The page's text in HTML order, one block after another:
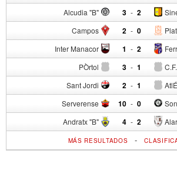
Alcudia "B" 3 - 2
Campos 2 - 0
Inter Manacor 1 - 2
PÒrtol 3 - 1
Sant Jordi 2 - 1
Serverense 10 - 0
Andratx "B" 4 - 2
MÁS RESULTADOS -